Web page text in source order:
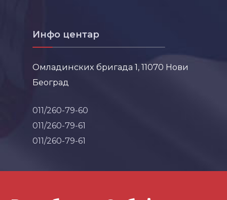
Инфо центар
Омладинских бригада 1, 11070 Нови
Београд
011/260-79-60
011/260-79-61
011/260-79-61